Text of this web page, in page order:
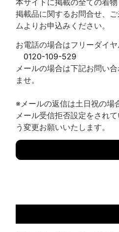
本サイトに掲載の全ての着
掲載品に関するお問合せ、
ムよりお申込みください。
お電話の場合はフリーダイ
0120-109-529
メールの場合は下記お問い
ませ。
※メールの返信は土日祝の場
メール受信拒否設定をされ
う変更お願いいたします。